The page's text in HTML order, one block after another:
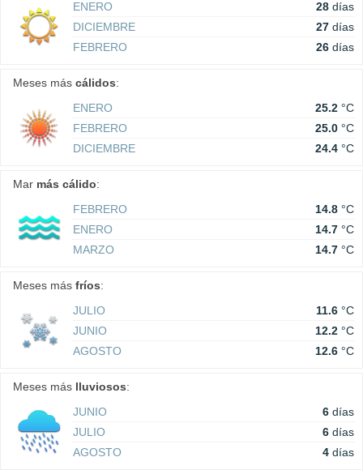
ENERO
28 días
DICIEMBRE
27 días
FEBRERO
26 días
Meses más cálidos:
ENERO
25.2 °C
FEBRERO
25.0 °C
DICIEMBRE
24.4 °C
Mar más cálido:
FEBRERO
14.8 °C
ENERO
14.7 °C
MARZO
14.7 °C
Meses más fríos:
JULIO
11.6 °C
JUNIO
12.2 °C
AGOSTO
12.6 °C
Meses más lluviosos:
JUNIO
6 días
JULIO
6 días
AGOSTO
4 días